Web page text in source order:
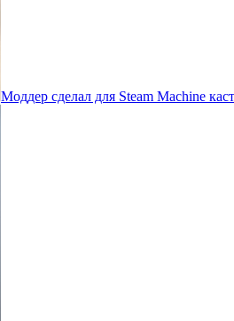
Моддер сделал для Steam Machine